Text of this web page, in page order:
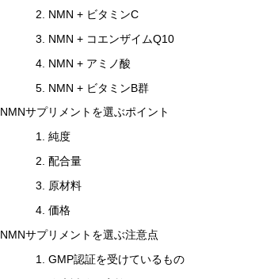
NMN + ビタミンC
NMN + コエンザイムQ10
NMN + アミノ酸
NMN + ビタミンB群
NMNサプリメントを選ぶポイント
純度
配合量
原材料
価格
NMNサプリメントを選ぶ注意点
GMP認証を受けているもの